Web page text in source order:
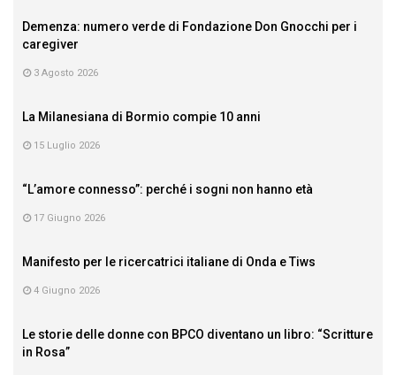
Demenza: numero verde di Fondazione Don Gnocchi per i
caregiver
3 Agosto 2026
La Milanesiana di Bormio compie 10 anni
15 Luglio 2026
“L’amore connesso”: perché i sogni non hanno età
17 Giugno 2026
Manifesto per le ricercatrici italiane di Onda e Tiws
4 Giugno 2026
Le storie delle donne con BPCO diventano un libro: “Scritture
in Rosa”